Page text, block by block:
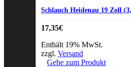
Schlauch Heidenau 19 Zoll
17,35€
Enthält 19% MwSt.
zzgl. Versand
Gehe zum Produkt